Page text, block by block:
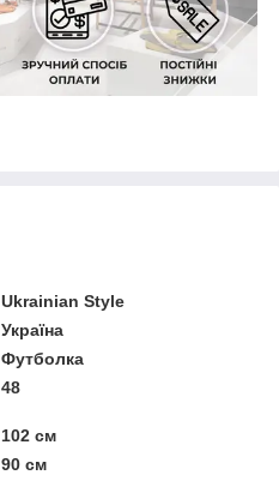
Ukrainian Style
Україна
Футболка
48
102 см
90 см